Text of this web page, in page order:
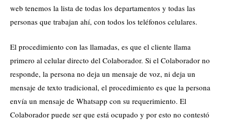
web tenemos la lista de todas los departamentos y todas las
personas que trabajan ahí, con todos los teléfonos celulares.
El procedimiento con las llamadas, es que el cliente llama
primero al celular directo del Colaborador. Si el Colaborador no
responde, la persona no deja un mensaje de voz, ni deja un
mensaje de texto tradicional, el procedimiento es que la persona
envía un mensaje de Whatsapp con su requerimiento. El
Colaborador puede ser que está ocupado y por esto no contestó